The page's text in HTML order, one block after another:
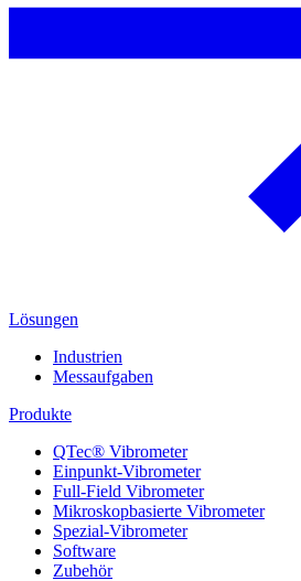
Lösungen
Industrien
Messaufgaben
Produkte
QTec® Vibrometer
Einpunkt-Vibrometer
Full-Field Vibrometer
Mikroskopbasierte Vibrometer
Spezial-Vibrometer
Software
Zubehör